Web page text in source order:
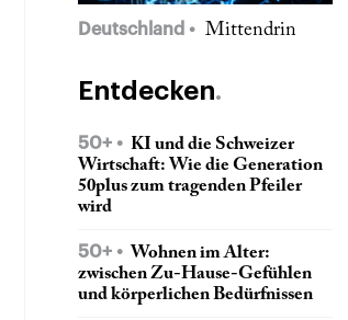
Deutschland Mittendrin
Entdecken
50+
KI und die Schweizer
Wirtschaft: Wie die Generation
50plus zum tragenden Pfeiler
wird
50+
Wohnen im Alter:
zwischen Zu-Hause-Gefühlen
und körperlichen Bedürfnissen